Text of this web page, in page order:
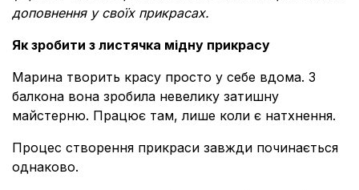
доповнення у своїх прикрасах.
Як зробити з листячка мідну прикрасу
Марина творить красу просто у себе вдома. З
балкона вона зробила невелику затишну
майстерню. Працює там, лише коли є натхнення.
Процес створення прикраси завжди починається
однаково.